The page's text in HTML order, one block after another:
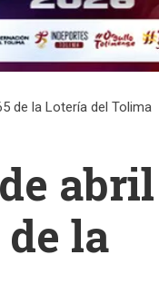
de la Lotería del Tolima
abril
de la